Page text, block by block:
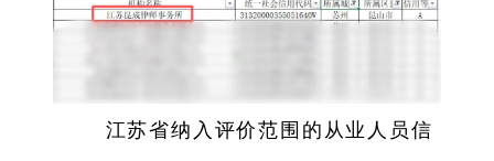
江苏省纳入评价范围的从业人员信